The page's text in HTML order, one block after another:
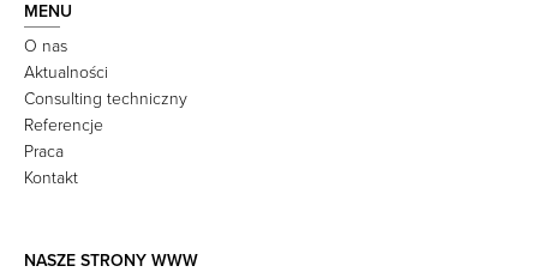
MENU
O nas
Aktualności
Consulting techniczny
Referencje
Praca
Kontakt
NASZE STRONY WWW